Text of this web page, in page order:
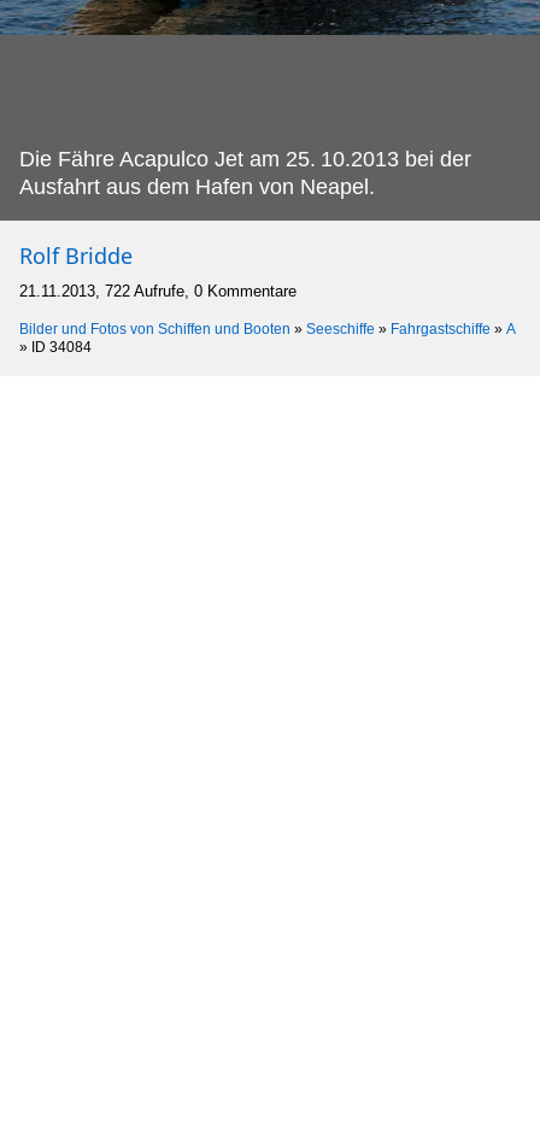
Die Fähre Acapulco Jet am 25. 10.2013 bei der
Ausfahrt aus dem Hafen von Neapel.
Rolf Bridde
21.11.2013, 722 Aufrufe, 0 Kommentare
Bilder und Fotos von Schiffen und Booten » Seeschiffe » Fahrgastschiffe » A
» ID 34084